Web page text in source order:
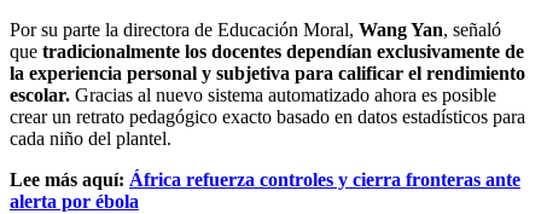
Por su parte la directora de Educación Moral, Wang Yan, señaló
que tradicionalmente los docentes dependían exclusivamente de
la experiencia personal y subjetiva para calificar el rendimiento
escolar. Gracias al nuevo sistema automatizado ahora es posible
crear un retrato pedagógico exacto basado en datos estadísticos para
cada niño del plantel.
Lee más aquí: África refuerza controles y cierra fronteras ante
alerta por ébola